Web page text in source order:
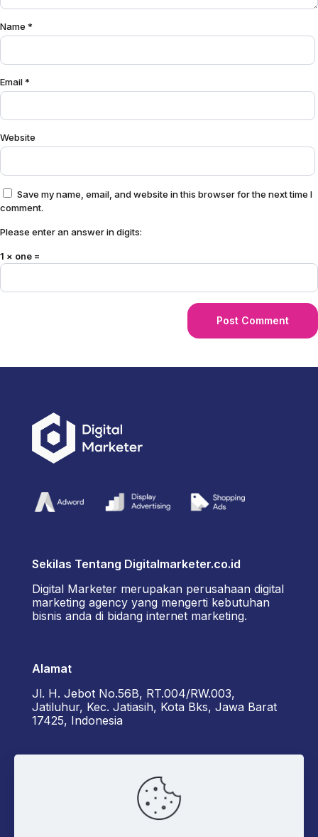
Name *
Email*
Website
Save my name, email, and website in this browser for the next time I
comment.
Please enter an answer in digits:
1 × one =
Sekilas Tentang Digitalmarketer.co.id
Digital Marketer merupakan perusahaan digital
marketing agency yang mengerti kebutuhan
bisnis anda di bidang internet marketing.
Alamat
Jl. H. Jebot No.56B, RT.004/RW.003,
Jatiluhur, Kec. Jatiasih, Kota Bks, Jawa Barat
17425, Indonesia
+6285162929922 - Diorama
admin@digitalmarketer.co.id